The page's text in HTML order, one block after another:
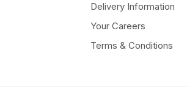
Delivery Information
Your Careers
Terms & Conditions